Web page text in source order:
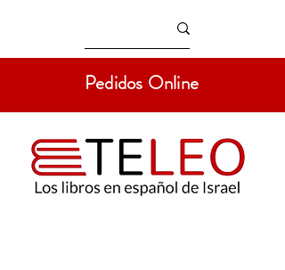
Pedidos Online